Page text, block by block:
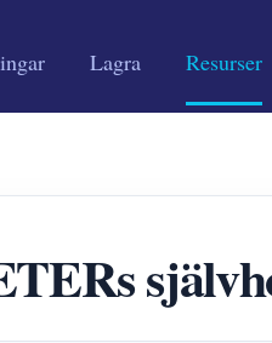
Lagra Resurser